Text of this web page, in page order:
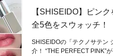
【SHISEIDO】ピン
全5色をスウォッチ！
SHISEIDOの「テクノサテン
介！ “THE PERFECT PINK”